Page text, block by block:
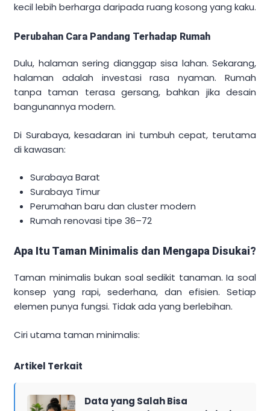
kecil lebih berharga daripada ruang kosong yang kaku.
Perubahan Cara Pandang Terhadap Rumah
Dulu, halaman sering dianggap sisa lahan. Sekarang,
halaman adalah investasi rasa nyaman. Rumah
tanpa taman terasa gersang, bahkan jika desain
bangunannya modern.
Di Surabaya, kesadaran ini tumbuh cepat, terutama
di kawasan:
Surabaya Barat
Surabaya Timur
Perumahan baru dan cluster modern
Rumah renovasi tipe 36–72
Apa Itu Taman Minimalis dan Mengapa Disukai?
Taman minimalis bukan soal sedikit tanaman. Ia soal
konsep yang rapi, sederhana, dan efisien. Setiap
elemen punya fungsi. Tidak ada yang berlebihan.
Ciri utama taman minimalis:
Artikel Terkait
Data yang Salah Bisa